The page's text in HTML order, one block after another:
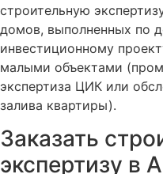
строительную
домов, выполненных по
инвестиционному
малыми объектами
экспертиза ЦИК или
залива квартиры).
Заказать
экспертизу